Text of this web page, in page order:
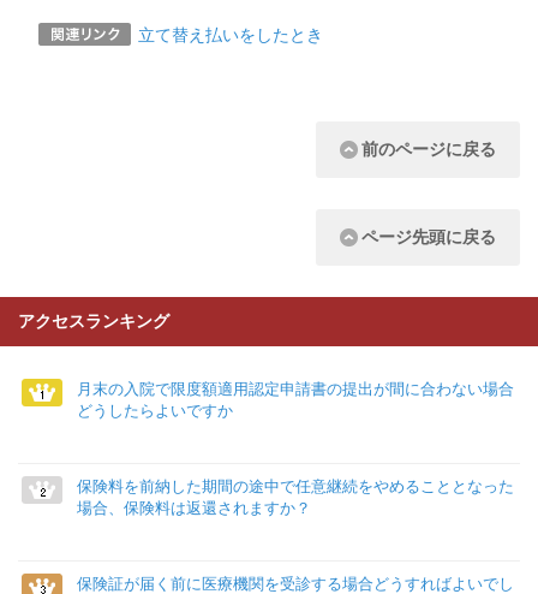
立て替え払いをしたとき
前のページに戻る
ページ先頭に戻る
アクセスランキング
月末の入院で限度額適用認定申請書の提出が間に合わない場合
どうしたらよいですか
保険料を前納した期間の途中で任意継続をやめることとなった
場合、保険料は返還されますか？
保険証が届く前に医療機関を受診する場合どうすればよいでし